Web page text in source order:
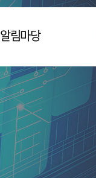
알림마당
공지사항
유관기관공고
자료실